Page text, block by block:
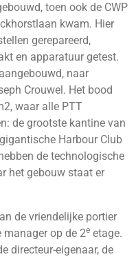
toen ook de CWP
kwam. Hier
gerepareerd,
en apparatuur getest.
naar
Crouwel. Het bood
waar alle PTT
de grootste kantine van
Harbour Club
de technologische
het gebouw staat er
de vriendelijke portier
op de 2e etage.
directeur-eigenaar, de